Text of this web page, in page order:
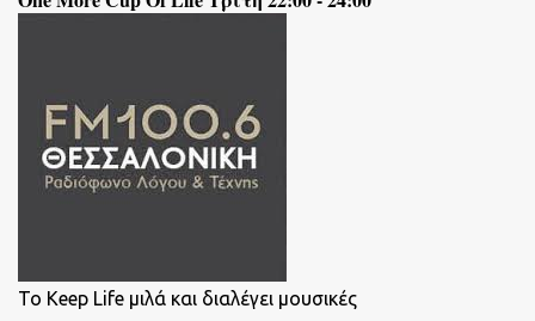
To Keep Life μιλά και διαλέγει μουσικές